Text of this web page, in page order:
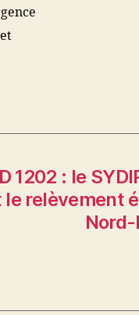
1202 : le
le relèvement